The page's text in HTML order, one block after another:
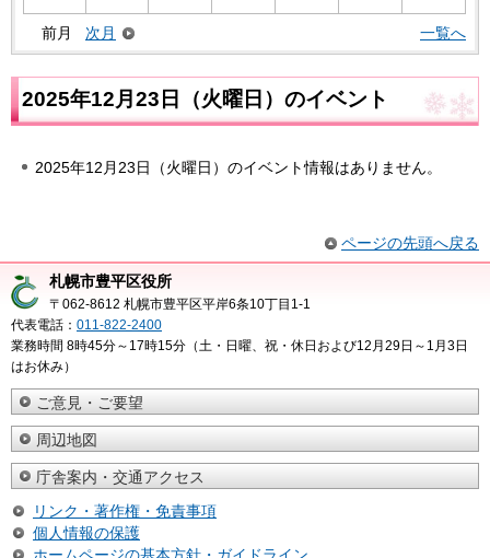
前月 次月 一覧へ
2025年12月23日（火曜日）のイベント
2025年12月23日（火曜日）のイベント情報はありません。
ページの先頭へ戻る
札幌市豊平区役所
〒062-8612 札幌市豊平区平岸6条10丁目1-1
代表電話： 011-822-2400
業務時間 8時45分～17時15分（土・日曜、祝・休日および12月29日～1月3日
はお休み）
ご意見・ご要望
周辺地図
庁舎案内・交通アクセス
リンク・著作権・免責事項
個人情報の保護